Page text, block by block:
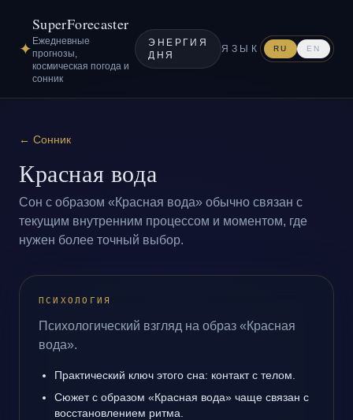
✦
SuperForecaster
Ежедневные
прогнозы,
космическая погода и
сонник
ЭНЕРГИЯ
ДНЯ
ЯЗЫК RU EN
← Сонник
Красная вода
Сон с образом «Красная вода» обычно связан с
текущим внутренним процессом и моментом, где
нужен более точный выбор.
ПСИХОЛОГИЯ
Психологический взгляд на образ «Красная
вода».
Практический ключ этого сна: контакт с телом.
Сюжет с образом «Красная вода» чаще связан с
восстановлением ритма.